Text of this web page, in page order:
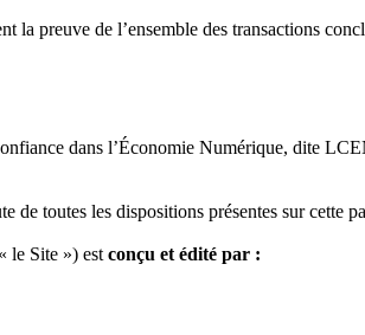
la preuve de l’ensemble des transactions
dans l’Économie Numérique, dite
de toutes les dispositions présentes sur cette
le Site ») est conçu et édité par :